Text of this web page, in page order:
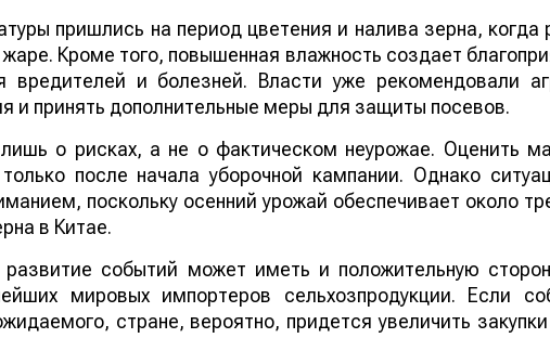
пришлись на период цветения и налива зерна, когда
жаре. Кроме того, повышенная влажность создает
вредителей и болезней. Власти уже рекомендовали
и принять дополнительные меры для защиты посевов.
о рисках, а не о фактическом неурожае. Оценить
после начала уборочной кампании. Однако
поскольку осенний урожай обеспечивает около
в Китае.
событий может иметь и положительную
мировых импортеров сельхозпродукции. Если
стране, вероятно, придется увеличить